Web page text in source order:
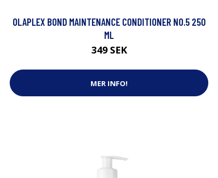
OLAPLEX BOND MAINTENANCE CONDITIONER NO.5 250
ML
349 SEK
MER INFO!